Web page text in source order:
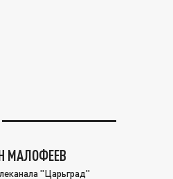
МАЛОФЕЕВ
"Царьград"